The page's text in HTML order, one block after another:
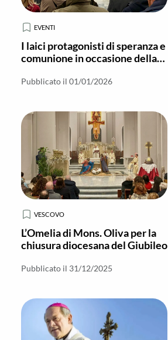
EVENTI
I laici protagonisti di speranza e
comunione in occasione della
Pubblicato il 01/01/2026
VESCOVO
L’Omelia di Mons. Oliva per la
chiusura diocesana del Giubileo
Pubblicato il 31/12/2025